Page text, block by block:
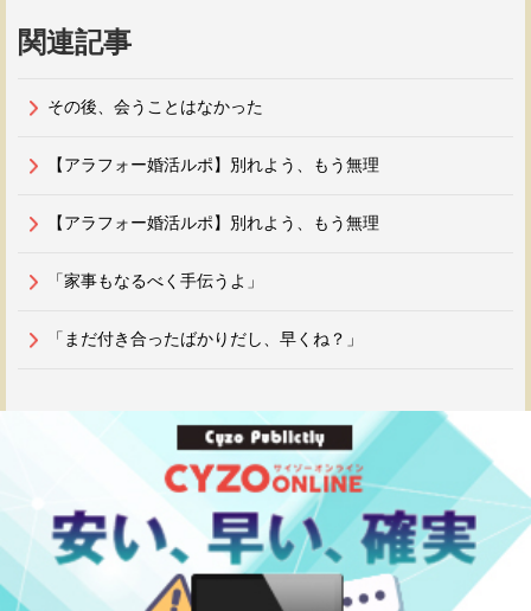
関連記事
その後、会うことはなかった
【アラフォー婚活ルポ】別れよう、もう無理
【アラフォー婚活ルポ】別れよう、もう無理
「家事もなるべく手伝うよ」
「まだ付き合ったばかりだし、早くね？」